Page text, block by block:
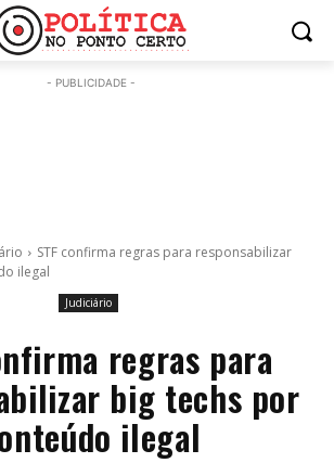
- PUBLICIDADE -
STF confirma regras para responsabilizar
ilegal
Judiciário
regras para
big techs por
ilegal